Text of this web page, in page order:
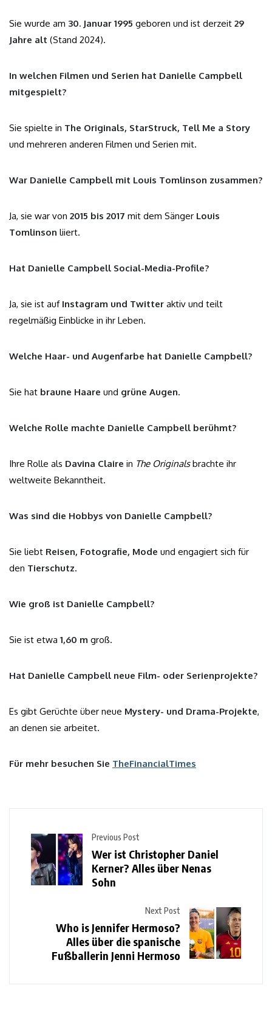
Sie wurde am 30. Januar 1995 geboren und ist derzeit 29
Jahre alt (Stand 2024).
In welchen Filmen und Serien hat Danielle Campbell
mitgespielt?
Sie spielte in The Originals, StarStruck, Tell Me a Story
und mehreren anderen Filmen und Serien mit.
War Danielle Campbell mit Louis Tomlinson zusammen?
Ja, sie war von 2015 bis 2017 mit dem Sänger Louis
Tomlinson liiert.
Hat Danielle Campbell Social-Media-Profile?
Ja, sie ist auf Instagram und Twitter aktiv und teilt
regelmäßig Einblicke in ihr Leben.
Welche Haar- und Augenfarbe hat Danielle Campbell?
Sie hat braune Haare und grüne Augen.
Welche Rolle machte Danielle Campbell berühmt?
Ihre Rolle als Davina Claire in The Originalsbrachte ihr
weltweite Bekanntheit.
Was sind die Hobbys von Danielle Campbell?
Sie liebt Reisen, Fotografie, Mode und engagiert sich für
den Tierschutz.
Wie groß ist Danielle Campbell?
Sie ist etwa 1,60 m groß.
Hat Danielle Campbell neue Film- oder Serienprojekte?
Es gibt Gerüchte über neue Mystery- und Drama-Projekte,
an denen sie arbeitet.
Für mehr besuchen Sie TheFinancialTimes
Previous Post
Wer ist Christopher Daniel
Kerner? Alles über Nenas
Sohn
Next Post
Who is Jennifer Hermoso?
Alles über die spanische
Fußballerin Jenni Hermoso